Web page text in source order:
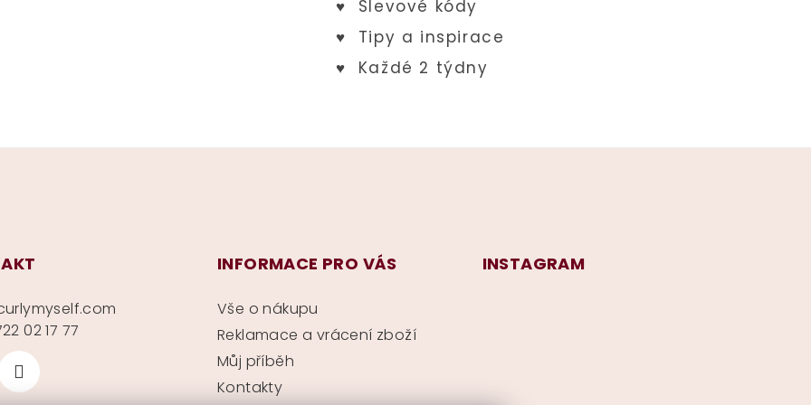
02 17 77
INFORMACE PRO VÁS
Vše o nákupu
Reklamace a vrácení zboží
Můj příběh
Kontakty
INSTAGRAM